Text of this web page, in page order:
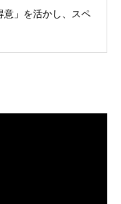
意」を活かし、スペ